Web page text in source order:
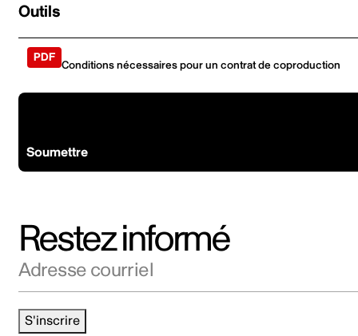
Outils
Conditions nécessaires pour un contrat de coproduction
Soumettre
Restez informé
S'inscrire